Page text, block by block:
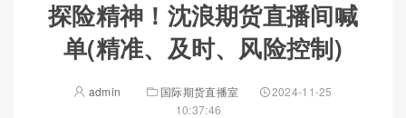
探险精神！沈浪期货直播间喊
单(精准、及时、风险控制)
admin 国际期货直播室
2024-11-25
10:37:46